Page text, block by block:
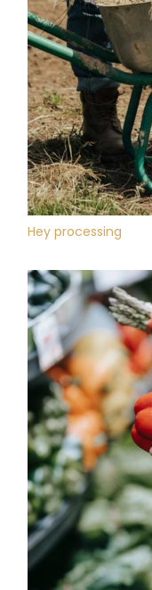
Hey processing